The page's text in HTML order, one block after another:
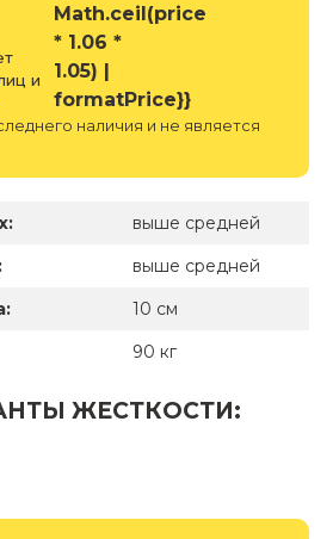
и
Math.ceil(price
* 1.06 *
1.05) |
formatPrice}}
наличия и не является
выше средней
выше средней
10 см
90 кг
ЖЕСТКОСТИ: